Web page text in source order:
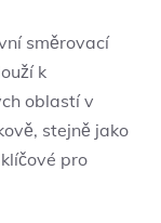
směrovací
k
oblastí v
stejně jako
pro